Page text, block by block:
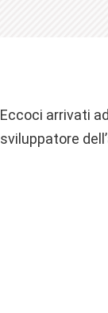
Eccoci arrivati
sviluppatore